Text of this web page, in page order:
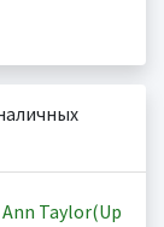
Ann Taylor(Up